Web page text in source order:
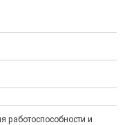
работоспособности и